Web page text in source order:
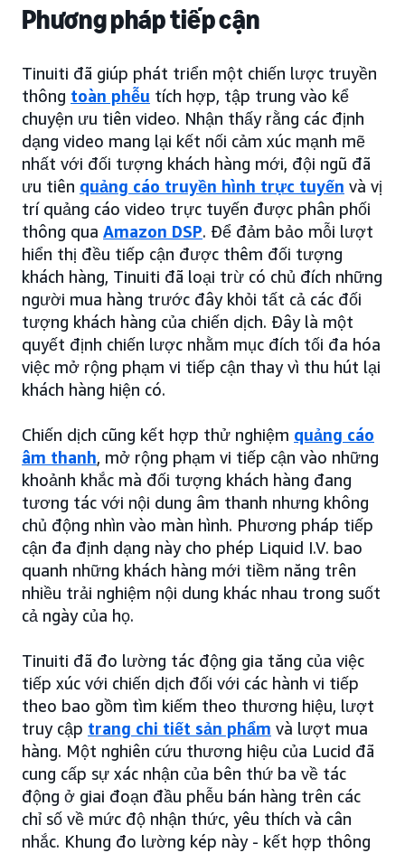
Phương pháp tiếp cận
Tinuiti đã giúp phát triển một chiến lược truyền
thông toàn phễu tích hợp, tập trung vào kể
chuyện ưu tiên video. Nhận thấy rằng các định
dạng video mang lại kết nối cảm xúc mạnh mẽ
nhất với đối tượng khách hàng mới, đội ngũ đã
ưu tiên quảng cáo truyền hình trực tuyến và vị
trí quảng cáo video trực tuyến được phân phối
thông qua Amazon DSP. Để đảm bảo mỗi lượt
hiển thị đều tiếp cận được thêm đối tượng
khách hàng, Tinuiti đã loại trừ có chủ đích những
người mua hàng trước đây khỏi tất cả các đối
tượng khách hàng của chiến dịch. Đây là một
quyết định chiến lược nhằm mục đích tối đa hóa
việc mở rộng phạm vi tiếp cận thay vì thu hút lại
khách hàng hiện có.
Chiến dịch cũng kết hợp thử nghiệm quảng cáo
âm thanh, mở rộng phạm vi tiếp cận vào những
khoảnh khắc mà đối tượng khách hàng đang
tương tác với nội dung âm thanh nhưng không
chủ động nhìn vào màn hình. Phương pháp tiếp
cận đa định dạng này cho phép Liquid I.V. bao
quanh những khách hàng mới tiềm năng trên
nhiều trải nghiệm nội dung khác nhau trong suốt
cả ngày của họ.
Tinuiti đã đo lường tác động gia tăng của việc
tiếp xúc với chiến dịch đối với các hành vi tiếp
theo bao gồm tìm kiếm theo thương hiệu, lượt
truy cập trang chi tiết sản phẩm và lượt mua
hàng. Một nghiên cứu thương hiệu của Lucid đã
cung cấp sự xác nhận của bên thứ ba về tác
động ở giai đoạn đầu phễu bán hàng trên các
chỉ số về mức độ nhận thức, yêu thích và cân
nhắc. Khung đo lường kép này - kết hợp thông